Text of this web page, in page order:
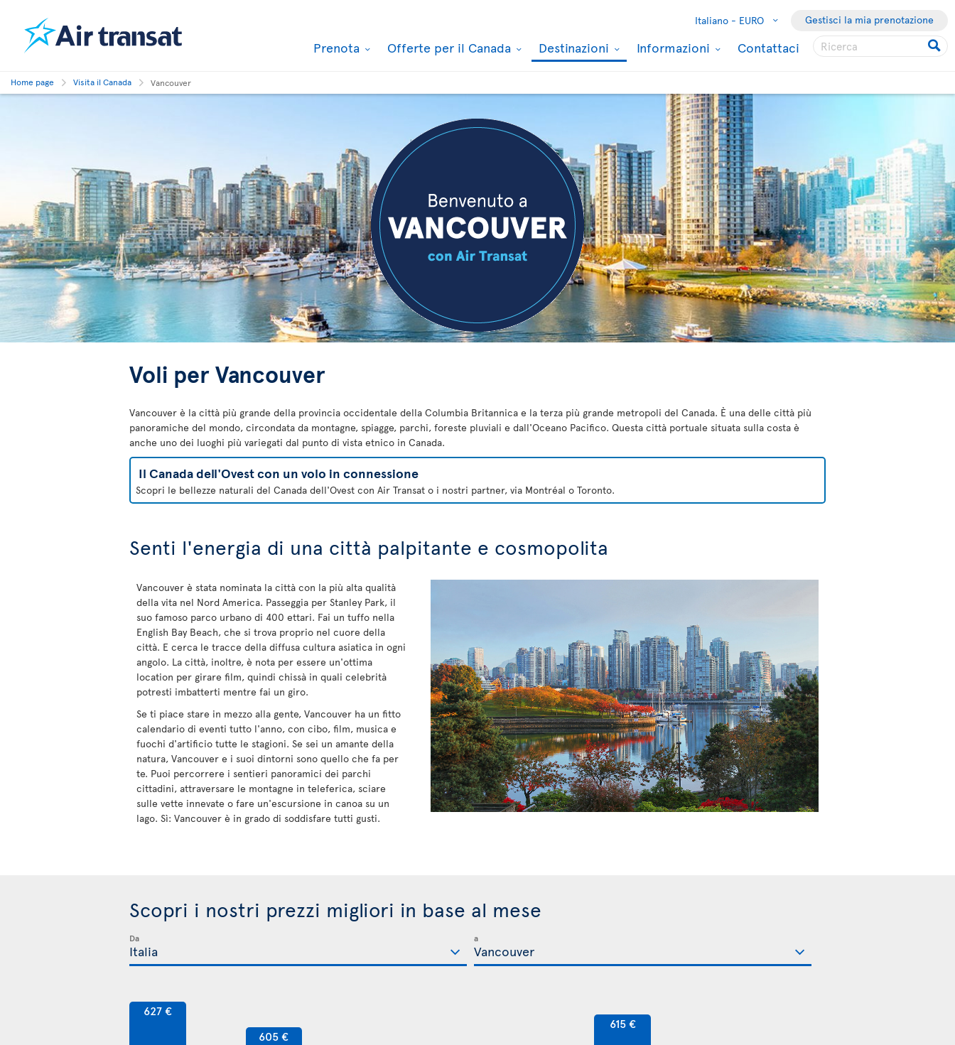
Italiano - EURO Gestisci la mia prenotazione
Prenota Offerte per il Canada Destinazioni Informazioni Contattaci
Home page Visita il Canada Vancouver
Voli per Vancouver
Vancouver è la città più grande della provincia occidentale della Columbia Britannica e la terza più grande metropoli del Canada. È una delle città più
panoramiche del mondo, circondata da montagne, spiagge, parchi, foreste pluviali e dall'Oceano Pacifico. Questa città portuale situata sulla costa è
anche uno dei luoghi più variegati dal punto di vista etnico in Canada.
Il Canada dell'Ovest con un volo in connessione
Scopri le bellezze naturali del Canada dell'Ovest con Air Transat o i nostri partner, via Montréal o Toronto.
Senti l'energia di una città palpitante e cosmopolita
Vancouver è stata nominata la città con la più alta qualità
della vita nel Nord America. Passeggia per Stanley Park, il
suo famoso parco urbano di 400 ettari. Fai un tuffo nella
English Bay Beach, che si trova proprio nel cuore della
città. E cerca le tracce della diffusa cultura asiatica in ogni
angolo. La città, inoltre, è nota per essere un'ottima
location per girare film, quindi chissà in quali celebrità
potresti imbatterti mentre fai un giro.
Se ti piace stare in mezzo alla gente, Vancouver ha un fitto
calendario di eventi tutto l'anno, con cibo, film, musica e
fuochi d'artificio tutte le stagioni. Se sei un amante della
natura, Vancouver e i suoi dintorni sono quello che fa per
te. Puoi percorrere i sentieri panoramici dei parchi
cittadini, attraversare le montagne in teleferica, sciare
sulle vette innevate o fare un'escursione in canoa su un
lago. Sì: Vancouver è in grado di soddisfare tutti gusti.
Scopri i nostri prezzi migliori in base al mese
Da a
627 €
605 €
615 €